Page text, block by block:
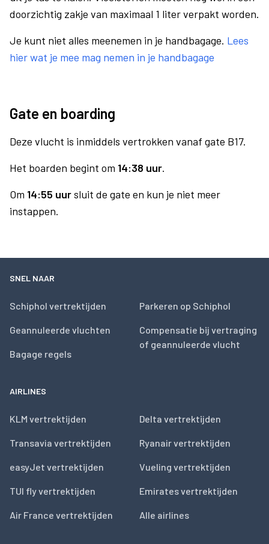
doorzichtig zakje van maximaal 1 liter verpakt worden.
Je kunt niet alles meenemen in je handbagage. Lees
hier wat je mee mag nemen in je handbagage
Gate en boarding
Deze vlucht is inmiddels vertrokken vanaf gate B17.
Het boarden begint om 14:38 uur.
Om 14:55 uursluit de gate en kun je niet meer
instappen.
SNEL NAAR
Schiphol vertrektijden
Geannuleerde vluchten
Bagage regels
Parkeren op Schiphol
Compensatie bij vertraging
of geannuleerde vlucht
AIRLINES
KLM vertrektijden
Transavia vertrektijden
easyJet vertrektijden
TUI fly vertrektijden
Air France vertrektijden
Delta vertrektijden
Ryanair vertrektijden
Vueling vertrektijden
Emirates vertrektijden
Alle airlines